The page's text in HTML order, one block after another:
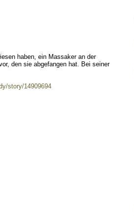
haben, ein Massaker an der
den sie abgefangen hat. Bei seiner
story/14909694